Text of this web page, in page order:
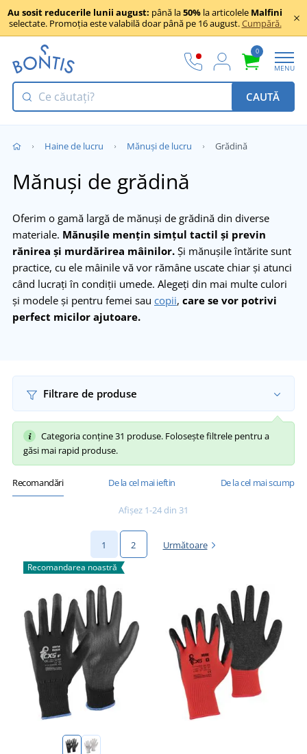
Au sosit reducerile lunii august: până la50% la articolele Malfini
selectate. Promoția este valabilă doar până pe 16 august.Cumpără.
0
MENU
CAUTĂ
Haine de lucru Mănuși de lucru Grădină
Mănuși de grădină
Oferim o gamă largă de mănuși de grădină din diverse
materiale. Mănușile mențin simțul tactil și previn
rănirea și murdărirea mâinilor. Și mănușile întărite sunt
practice, cu ele mâinile vă vor rămâne uscate chiar și atunci
când lucrați în condiții umede. Alegeți din mai multe culori
și modele și pentru femei sau copii, care se vor potrivi
perfect micilor ajutoare.
Filtrare de produse
Categoria conține 31 produse. Folosește filtrele pentru a
găsi mai rapid produse.
Recomandări De la cel mai ieftin De la cel mai scump
Afișez 1-24 din 31
1 2 Următoare
Recomandarea noastră